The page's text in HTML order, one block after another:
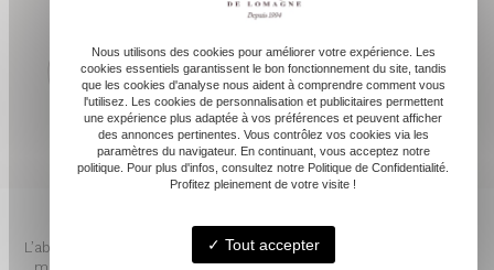
Depuis 1994
L’abus d’alcool est dangereux pour la santé. À consommer avec
Nous utilisons des cookies pour améliorer votre expérience. Les
cookies essentiels garantissent le bon fonctionnement du site, tandis
que les cookies d'analyse nous aident à comprendre comment vous
l'utilisez. Les cookies de personnalisation et publicitaires permettent
une expérience plus adaptée à vos préférences et peuvent afficher
des annonces pertinentes. Vous contrôlez vos cookies via les
paramètres du navigateur. En continuant, vous acceptez notre
politique. Pour plus d'infos, consultez notre Politique de Confidentialité.
Profitez pleinement de votre visite !
Tout accepter